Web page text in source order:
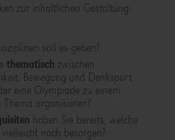
zur inhaltlichen Gestaltung:
soll es geben?
thematisch zwischen
Bewegung und Denksport
eine Olympiade zu einem
organisieren?
haben Sie bereits, welche
noch besorgen?